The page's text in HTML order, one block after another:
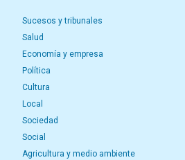
Sucesos y tribunales
Salud
Economía y empresa
Política
Cultura
Local
Sociedad
Social
Agricultura y medio ambiente